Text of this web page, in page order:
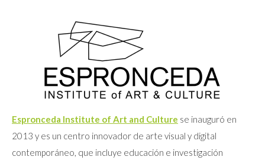
Espronceda Institute of Art and Culture se inauguró en
2013 y es un centro innovador de arte visual y digital
contemporáneo, que incluye educación e investigación